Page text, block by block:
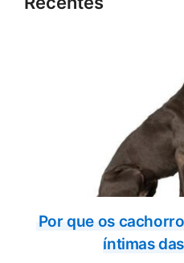
Por que os
íntimas